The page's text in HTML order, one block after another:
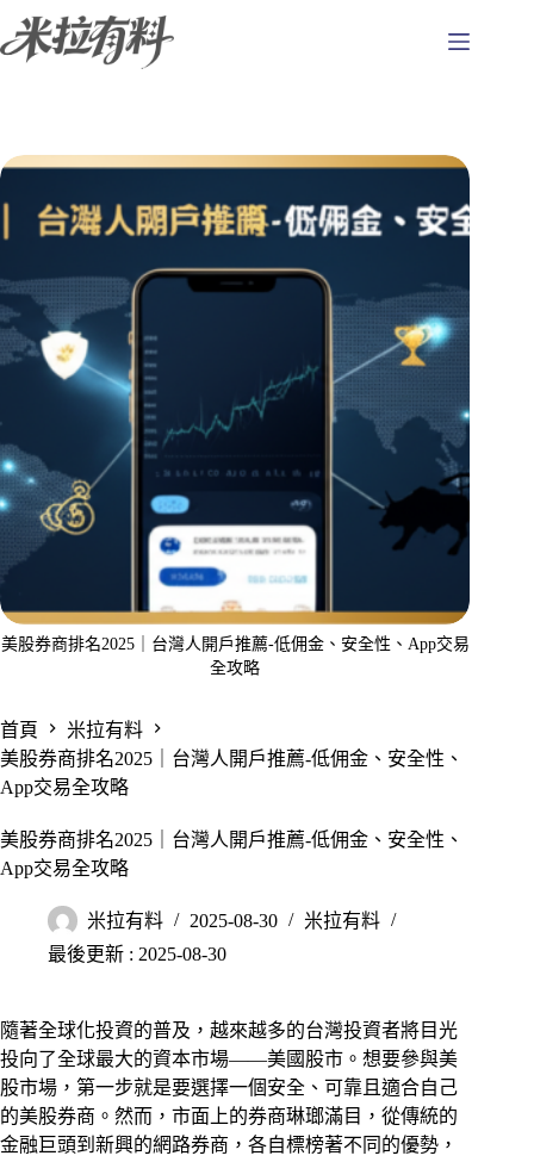
至
容
美股券商排名2025｜台灣人開戶推薦-低佣金、安全性、App交易
全攻略
首頁
米拉有料
美股券商排名2025｜台灣人開戶推薦-低佣金、安全性、
App交易全攻略
美股券商排名2025｜台灣人開戶推薦-低佣金、安全性、
App交易全攻略
米拉有料 2025-08-30
米拉有料
最後更新 : 2025-08-30
隨著全球化投資的普及，越來越多的台灣投資者將目光
投向了全球最大的資本市場——美國股市。想要參與美
股市場，第一步就是要選擇一個安全、可靠且適合自己
的美股券商。然而，市面上的券商琳瑯滿目，從傳統的
金融巨頭到新興的網路券商，各自標榜著不同的優勢，